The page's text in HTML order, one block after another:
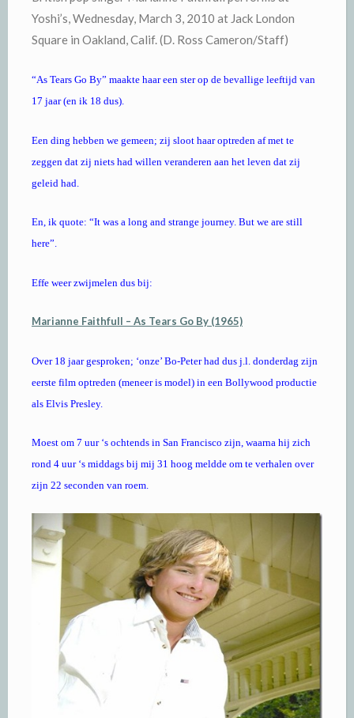
Yoshi’s, Wednesday, March 3, 2010 at Jack London
Square in Oakland, Calif. (D. Ross Cameron/Staff)
“As Tears Go By” maakte haar een ster op de bevallige leeftijd van
17 jaar (en ik 18 dus).
Een ding hebben we gemeen; zij sloot haar optreden af met te
zeggen dat zij niets had willen veranderen aan het leven dat zij
geleid had.
En, ik quote: “It was a long and strange journey. But we are still
here”.
Effe weer zwijmelen dus bij:
Marianne Faithfull – As Tears Go By (1965)
Over 18 jaar gesproken; ‘onze’ Bo-Peter had dus j.l. donderdag zijn
eerste film optreden (meneer is model) in een Bollywood productie
als Elvis Presley.
Moest om 7 uur ‘s ochtends in San Francisco zijn, waarna hij zich
rond 4 uur ‘s middags bij mij 31 hoog meldde om te verhalen over
zijn 22 seconden van roem.